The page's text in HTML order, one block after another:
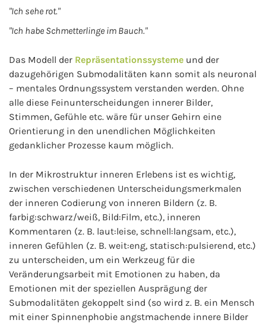
"Ich sehe rot."
"Ich habe Schmetterlinge im Bauch."
Das Modell der Repräsentationssysteme und der
dazugehörigen Submodalitäten kann somit als neuronal
– mentales Ordnungssystem verstanden werden. Ohne
alle diese Feinunterscheidungen innerer Bilder,
Stimmen, Gefühle etc. wäre für unser Gehirn eine
Orientierung in den unendlichen Möglichkeiten
gedanklicher Prozesse kaum möglich.
In der Mikrostruktur inneren Erlebens ist es wichtig,
zwischen verschiedenen Unterscheidungsmerkmalen
der inneren Codierung von inneren Bildern (z. B.
farbig:schwarz/weiß, Bild:Film, etc.), inneren
Kommentaren (z. B. laut:leise, schnell:langsam, etc.),
inneren Gefühlen (z. B. weit:eng, statisch:pulsierend, etc.)
zu unterscheiden, um ein Werkzeug für die
Veränderungsarbeit mit Emotionen zu haben, da
Emotionen mit der speziellen Ausprägung der
Submodalitäten gekoppelt sind (so wird z. B. ein Mensch
mit einer Spinnenphobie angstmachende innere Bilder